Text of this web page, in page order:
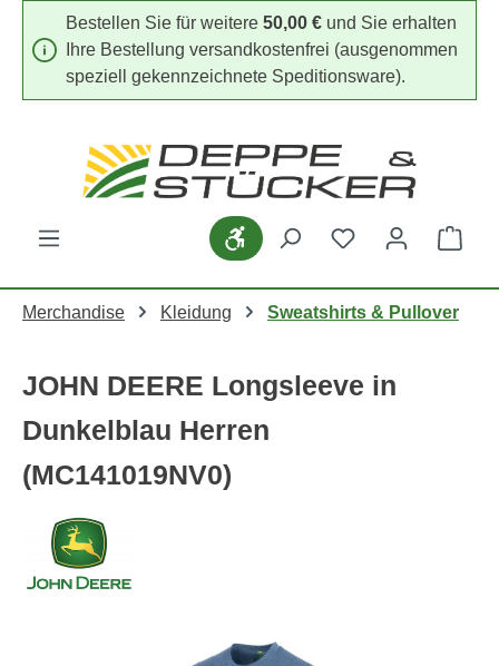
Zum Hauptinhalt springen
Bestellen Sie für weitere 50,00 € und Sie erhalten
Ihre Bestellung versandkostenfrei (ausgenommen
speziell gekennzeichnete Speditionsware).
Werkzeugleiste anzeigen
Du hast 0
Merchandise Kleidung Sweatshirts & Pullover
JOHN DEERE Longsleeve in
Dunkelblau Herren
(MC141019NV0)
Bildergalerie überspringen